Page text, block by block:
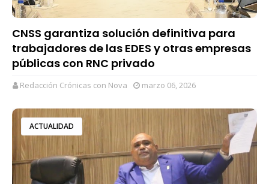
CNSS garantiza solución definitiva para
trabajadores de las EDES y otras empresas
públicas con RNC privado
Redacción Crónicas con Nova marzo 06, 2026
ACTUALIDAD